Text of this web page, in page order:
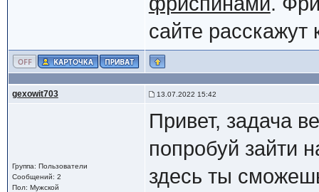
сайте расскажут
gexowit703 13.07.2022 15:42
Группа: Пользователи
Сообщений: 2
Пол: Мужской
Привет, задача
попробуй зайти
здесь ты